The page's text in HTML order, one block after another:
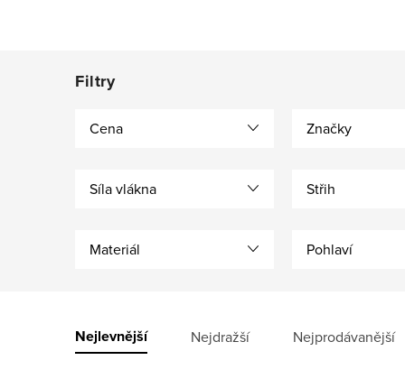
Cena Značky
Síla vlákna Střih
Materiál Pohlaví
ý
Ř
Nejlevnější Nejdražší Nejprodávanější